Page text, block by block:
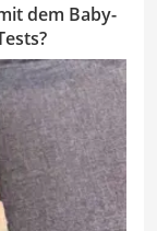
dem Baby-